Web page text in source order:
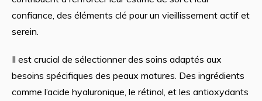
confiance, des éléments clé pour un vieillissement actif et
serein.
Il est crucial de sélectionner des soins adaptés aux
besoins spécifiques des peaux matures. Des ingrédients
comme l’acide hyaluronique, le rétinol, et les antioxydants